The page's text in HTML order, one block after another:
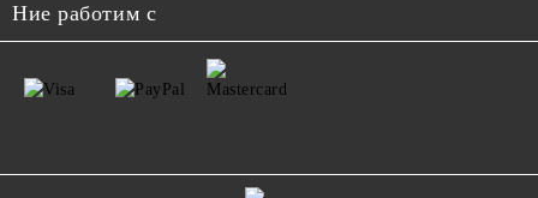
Ние работим с